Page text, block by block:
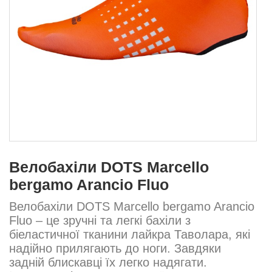
Велобахіли DOTS Marcello
bergamo Arancio Fluo
Велобахіли DOTS Marcello bergamo Arancio
Fluo – це зручні та легкі бахіли з
біеластичної тканини лайкра Таволара, які
надійно прилягають до ноги. Завдяки
задній блискавці їх легко надягати.